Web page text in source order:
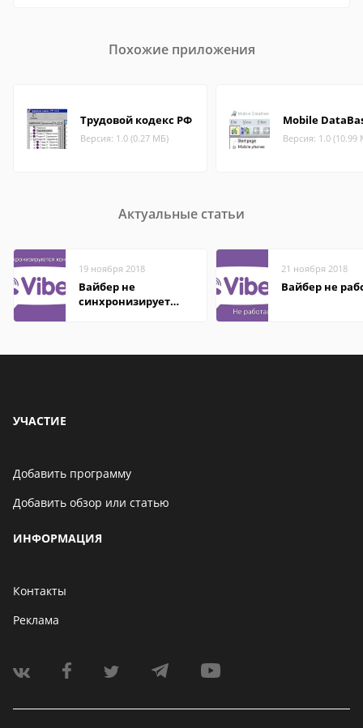
Похожие приложения
Трудовой кодекс РФ
Версия: 1.0 (0.27 МБ)
Mobile
Версия: 1.0 (10.99
Актуальные статьи
19 ноября 2018
Вайбер не
синхронизирует
21 ноября 2018
Вайбер не
УЧАСТИЕ
Добавить программу
Добавить обзор или статью
ИНФОРМАЦИЯ
Контакты
Реклама